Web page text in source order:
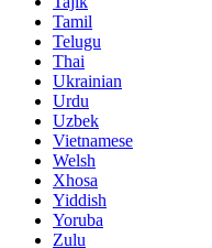
Tamil
Telugu
Thai
Ukrainian
Urdu
Uzbek
Vietnamese
Welsh
Xhosa
Yiddish
Yoruba
Zulu